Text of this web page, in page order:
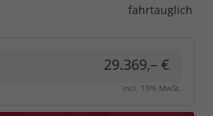
fahrtauglich
29.369,– €
incl. 19% MwSt.